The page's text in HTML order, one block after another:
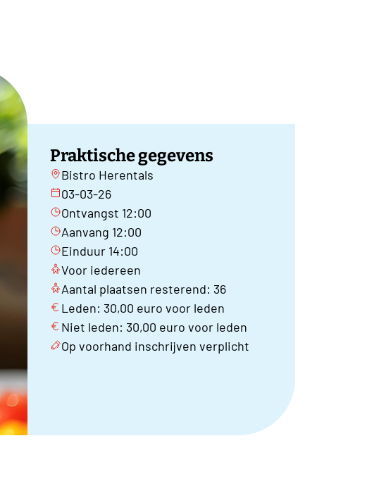
Praktische gegevens
Bistro Herentals
03-03-26
Ontvangst 12:00
Aanvang 12:00
Einduur 14:00
Voor iedereen
Aantal plaatsen resterend: 36
Leden: 30,00 euro voor leden
Niet leden: 30,00 euro voor leden
Op voorhand inschrijven verplicht